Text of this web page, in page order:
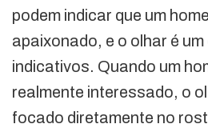
podem indicar que um
apaixonado, e o olhar é
indicativos. Quando um
realmente interessado, o
focado diretamente no